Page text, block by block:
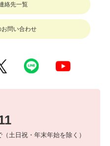
絡先一覧
お問い合わせ
土日祝・年末年始を除く）